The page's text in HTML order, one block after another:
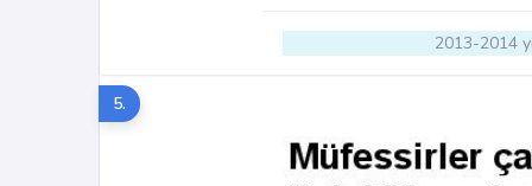
2013-2014
5.